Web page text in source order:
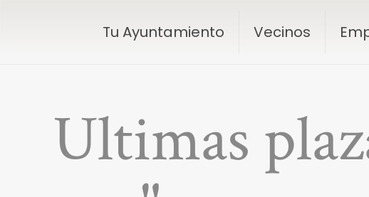
Tu Ayuntamiento Vecinos
Ultimas